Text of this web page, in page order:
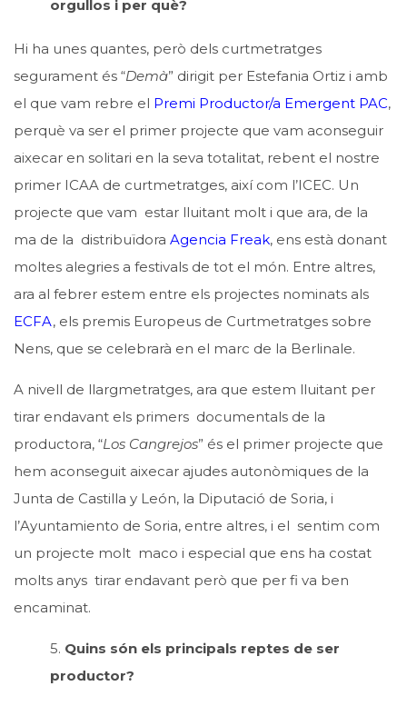
orgullos i per què?
Hi ha unes quantes, però dels curtmetratges
segurament és “Demà” dirigit per Estefania Ortiz i amb
el que vam rebre el Premi Productor/a Emergent PAC,
perquè va ser el primer projecte que vam aconseguir
aixecar en solitari en la seva totalitat, rebent el nostre
primer ICAA de curtmetratges, així com l’ICEC. Un
projecte que vam estar lluitant molt i que ara, de la
ma de la distribuïdora Agencia Freak, ens està donant
moltes alegries a festivals de tot el món. Entre altres,
ara al febrer estem entre els projectes nominats als
ECFA, els premis Europeus de Curtmetratges sobre
Nens, que se celebrarà en el marc de la Berlinale.
A nivell de llargmetratges, ara que estem lluitant per
tirar endavant els primers documentals de la
productora, “Los Cangrejos” és el primer projecte que
hem aconseguit aixecar ajudes autonòmiques de la
Junta de Castilla y León, la Diputació de Soria, i
l’Ayuntamiento de Soria, entre altres, i el sentim com
un projecte molt maco i especial que ens ha costat
molts anys tirar endavant però que per fi va ben
encaminat.
5. Quins són els principals reptes de ser
productor?